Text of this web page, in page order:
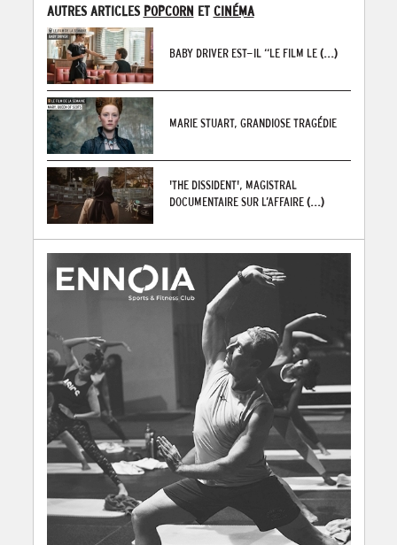
AUTRES ARTICLES POPCORN ET CINÉMA
BABY DRIVER EST-IL “LE FILM LE(...)
MARIE STUART, GRANDIOSE TRAGÉDIE
'THE DISSIDENT', MAGISTRAL
DOCUMENTAIRE SUR L’AFFAIRE(...)